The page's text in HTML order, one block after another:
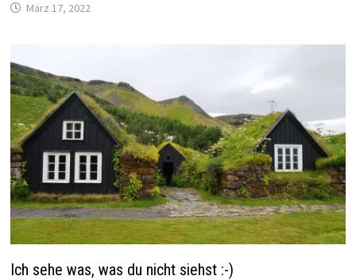
März 17, 2022
Ich sehe was, was du nicht siehst :-)